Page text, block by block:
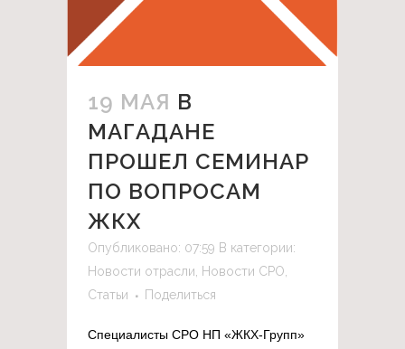
19 МАЯ В
МАГАДАНЕ
ПРОШЕЛ СЕМИНАР
ПО ВОПРОСАМ
ЖКХ
Опубликовано: 07:59 В категории:
Новости отрасли
Новости СРО
Статьи
Поделиться
Специалисты СРО НП «ЖКХ-Групп»